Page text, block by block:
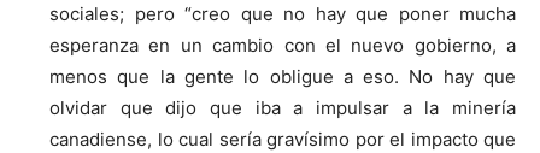
sociales; pero “creo que no hay que poner mucha
esperanza en un cambio con el nuevo gobierno, a
menos que la gente lo obligue a eso. No hay que
olvidar que dijo que iba a impulsar a la minería
canadiense, lo cual sería gravísimo por el impacto que